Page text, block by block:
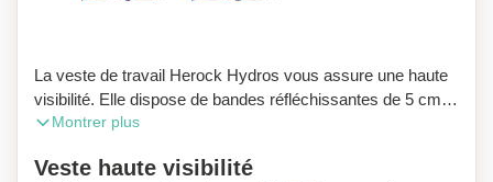
La veste de travail Herock Hydros vous assure une haute
visibilité. Elle dispose de bandes réfléchissantes de 5 cm
autour du corps, des manches et sur les épaules. Les
Hydros propose également de nombreuses poches.
Montrer plus
Veste haute visibilité